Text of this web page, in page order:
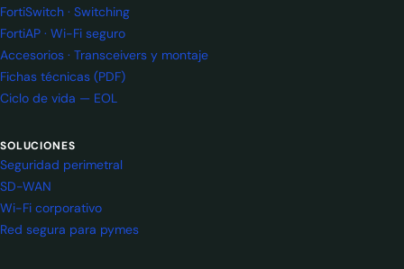
FortiSwitch · Switching
FortiAP · Wi-Fi seguro
Accesorios · Transceivers y montaje
Fichas técnicas (PDF)
Ciclo de vida — EOL
SOLUCIONES
Seguridad perimetral
SD-WAN
Wi-Fi corporativo
Red segura para pymes